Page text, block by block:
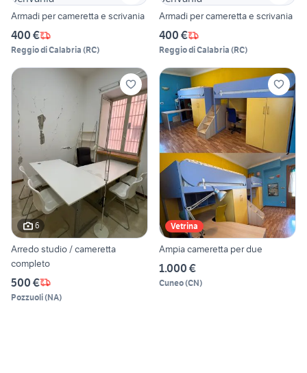
Armadi per cameretta e scrivania
400 €
Reggio di Calabria (RC)
Armadi per cameretta e scrivania
400 €
Reggio di Calabria (RC)
6
Arredo studio / cameretta
completo
500 €
Pozzuoli(NA)
Vetrina
Ampia cameretta per due
1.000 €
Cuneo(CN)